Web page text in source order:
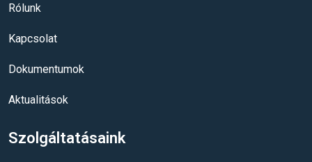
Rólunk
Kapcsolat
Dokumentumok
Aktualitások
Szolgáltatásaink